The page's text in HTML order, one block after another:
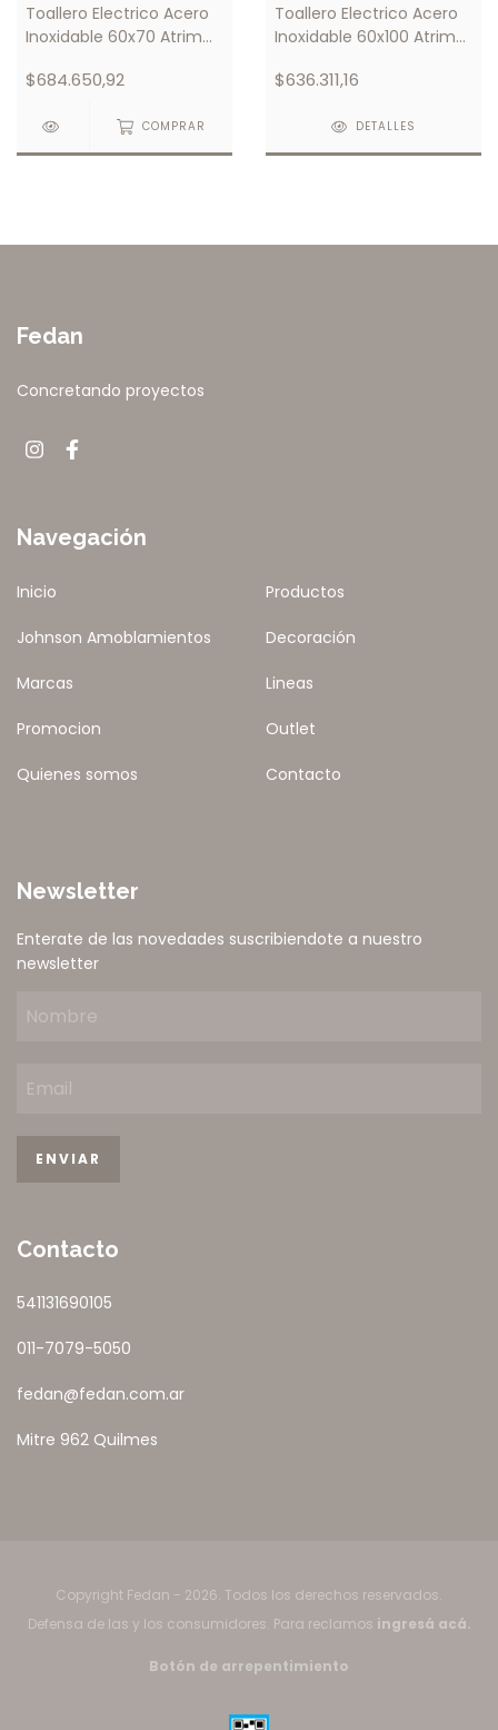
Toallero Electrico Acero
Inoxidable 60x70 Atrim
$684.650,92
COMPRAR
Toallero Electrico Acero
Inoxidable 60x100 Atrim
$636.311,16
DETALLES
Fedan
Concretando proyectos
Navegación
Inicio Productos
Johnson Amoblamientos Decoración
Marcas Lineas
Promocion Outlet
Quienes somos Contacto
Newsletter
Enterate de las novedades suscribiendote a nuestro
newsletter
Contacto
541131690105
011-7079-5050
fedan@fedan.com.ar
Mitre 962 Quilmes
Copyright Fedan - 2026. Todos los derechos reservados.
Defensa de las y los consumidores. Para reclamos ingresá acá.
Botón de arrepentimiento